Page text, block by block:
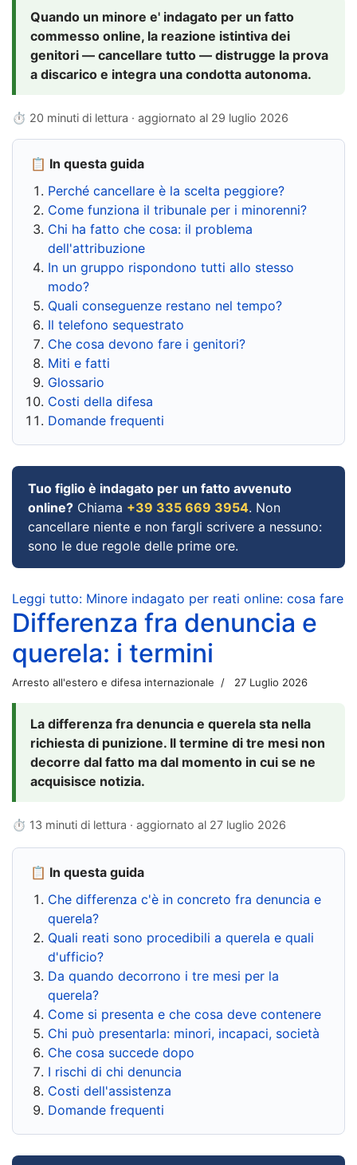
Quando un minore e' indagato per un fatto
commesso online, la reazione istintiva dei
genitori — cancellare tutto — distrugge la prova
a discarico e integra una condotta autonoma.
⏱ 20 minuti di lettura · aggiornato al 29 luglio 2026
📋 In questa guida
Perché cancellare è la scelta peggiore?
Come funziona il tribunale per i minorenni?
Chi ha fatto che cosa: il problema
dell'attribuzione
In un gruppo rispondono tutti allo stesso
modo?
Quali conseguenze restano nel tempo?
Il telefono sequestrato
Che cosa devono fare i genitori?
Miti e fatti
Glossario
Costi della difesa
Domande frequenti
Tuo figlio è indagato per un fatto avvenuto
online? Chiama +39 335 669 3954. Non
cancellare niente e non fargli scrivere a nessuno:
sono le due regole delle prime ore.
Leggi tutto: Minore indagato per reati online: cosa fare
Differenza fra denuncia e
querela: i termini
Arresto all'estero e difesa internazionale 27 Luglio 2026
La differenza fra denuncia e querela sta nella
richiesta di punizione. Il termine di tre mesi non
decorre dal fatto ma dal momento in cui se ne
acquisisce notizia.
⏱ 13 minuti di lettura · aggiornato al 27 luglio 2026
📋 In questa guida
Che differenza c'è in concreto fra denuncia e
querela?
Quali reati sono procedibili a querela e quali
d'ufficio?
Da quando decorrono i tre mesi per la
querela?
Come si presenta e che cosa deve contenere
Chi può presentarla: minori, incapaci, società
Che cosa succede dopo
I rischi di chi denuncia
Costi dell'assistenza
Domande frequenti